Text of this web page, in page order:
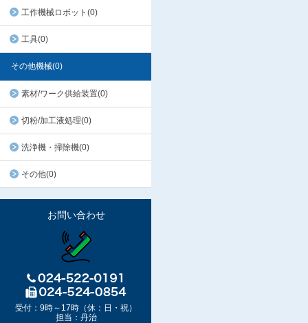
工作機械ロボット(0)
工具(0)
その他機械(0)
素材/ワーク供給装置(0)
切粉/加工液処理(0)
洗浄機・掃除機(0)
その他(0)
お問い合わせ
受付：9時～17時（休：日・祝）
担当：丹治